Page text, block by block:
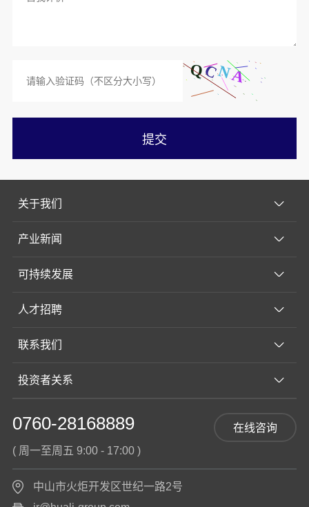
提交
关于我们
产业新闻
可持续发展
人才招聘
联系我们
投资者关系
0760-28168889
( 周一至周五 9:00 - 17:00 )
在线咨询
中山市火炬开发区世纪一路2号